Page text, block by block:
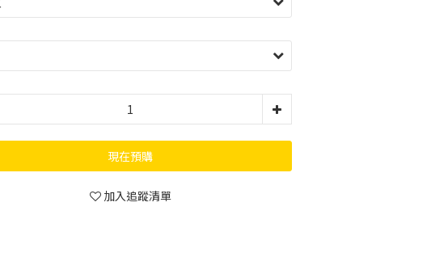
現在預購
加入追蹤清單